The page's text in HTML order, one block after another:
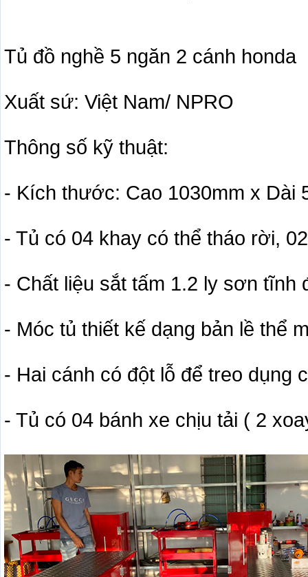
Tủ đồ nghề 5 ngăn 2 cánh honda
Xuất sứ: Việt Nam/ NPRO
Thông số kỹ thuật:
- Kích thước: Cao 1030mm x Dài
- Tủ có 04 khay có thể tháo rời,
- Chất liệu sắt tấm 1.2 ly sơn tĩnh
- Móc tủ thiết kế dạng bản lề thể
- Hai cánh có đột lỗ để treo dụng
- Tủ có 04 bánh xe chịu tải ( 2